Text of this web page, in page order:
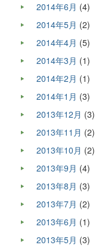
2014年6月 (4)
2014年5月 (2)
2014年4月 (5)
2014年3月 (1)
2014年2月 (1)
2014年1月 (3)
2013年12月 (3)
2013年11月 (2)
2013年10月 (2)
2013年9月 (4)
2013年8月 (3)
2013年7月 (2)
2013年6月 (1)
2013年5月 (3)